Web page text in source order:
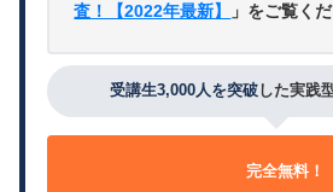
査！【2022年最新】 」をご覧くだ
受講生3,000人を突破 した実践
完全無料！